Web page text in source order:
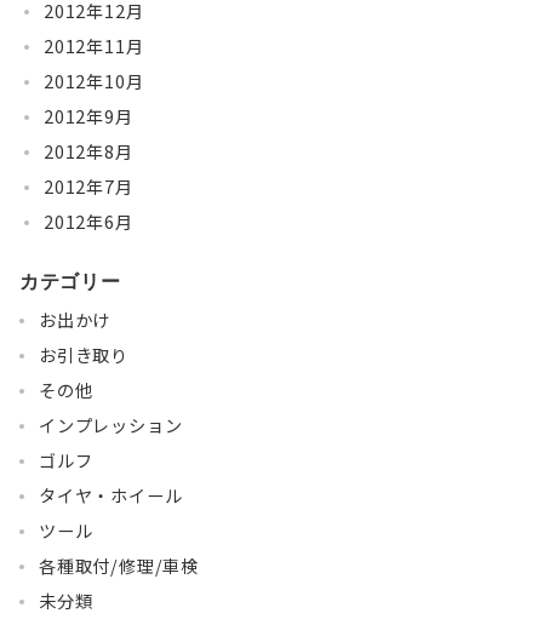
2012年12月
2012年11月
2012年10月
2012年9月
2012年8月
2012年7月
2012年6月
カテゴリー
お出かけ
お引き取り
その他
インプレッション
ゴルフ
タイヤ・ホイール
ツール
各種取付/修理/車検
未分類